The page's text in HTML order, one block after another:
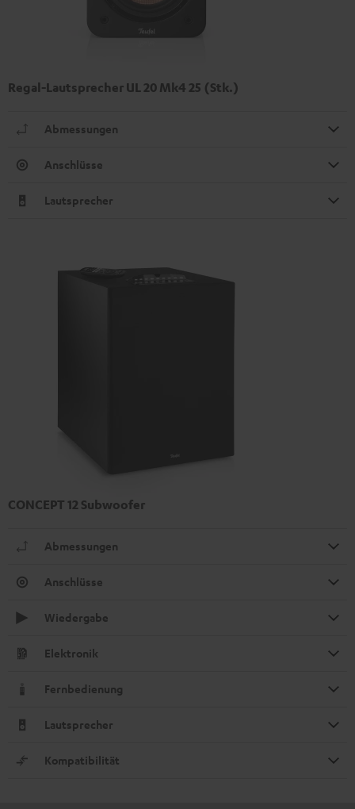
Regal-Lautsprecher UL 20 Mk4 25 (Stk.)
Abmessungen
Anschlüsse
Lautsprecher
CONCEPT 12 Subwoofer
Abmessungen
Anschlüsse
Wiedergabe
Elektronik
Fernbedienung
Lautsprecher
Kompatibilität